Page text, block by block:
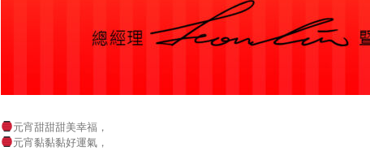
元宵甜甜甜美幸福，
元宵黏黏黏好運氣，